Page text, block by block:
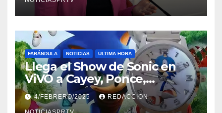
FARÁNDULA NOTICIAS ULTIMA HORA
Llega el Show de Sonic en
ViVO a Cayey, Ponce,
Barceloneta y Humacao,
Relojes gratis para el que
4/FEBRERO/2025 REDACCION